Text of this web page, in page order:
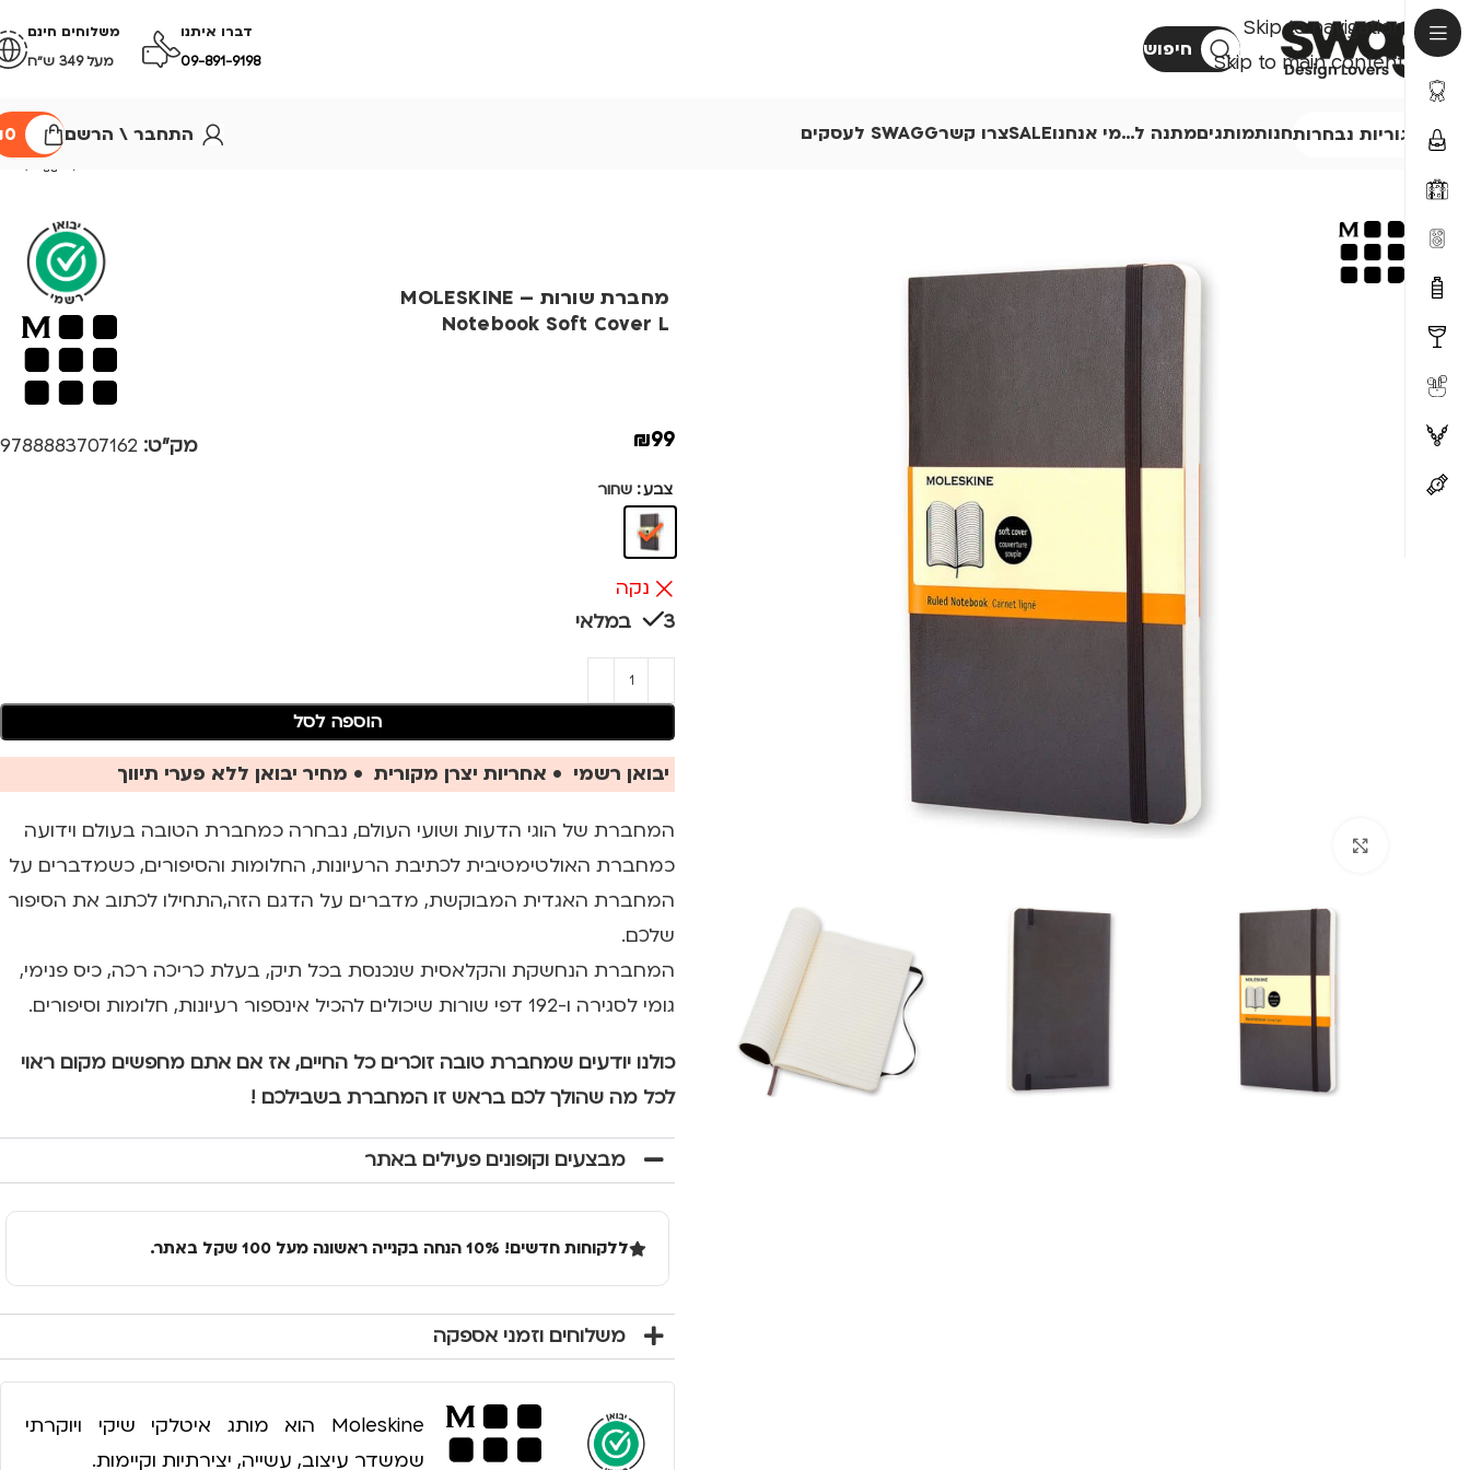
Skip to navigation
Skip to main content
חיפוש
דברו איתנו
09-891-9198
משלוחים חינם
מעל 349 ש״ח
קטגוריות נבחרותחנותמותגיםמתנה ל…מי אנחנוSALEצרו קשרSWAGG לעסקים התחבר \ הרשם 0
מחברת שורות – MOLESKINE
Notebook Soft Cover L
₪99 מק"ט: 9788883707162
צבע שחור
נקה
3 במלאי
הוספה לסל
יבואן רשמי • אחריות יצרן מקורית • מחיר יבואן ללא פערי תיווך
המחברת של הוגי הדעות ושועי העולם, נבחרה כמחברת הטובה בעולם וידועה
כמחברת האולטימטיבית לכתיבת הרעיונות, החלומות והסיפורים, כשמדברים על
המחברת האגדית המבוקשת, מדברים על הדגם הזה,התחילו לכתוב את הסיפור
שלכם.
המחברת הנחשקת והקלאסית שנכנסת בכל תיק, בעלת כריכה רכה, כיס פנימי,
גומי לסגירה ו-192 דפי שורות שיכולים להכיל אינספור רעיונות, חלומות וסיפורים.
כולנו יודעים שמחברת טובה זוכרים כל החיים, אז אם אתם מחפשים מקום ראוי
לכל מה שהולך לכם בראש זו המחברת בשבילכם !
מבצעים וקופונים פעילים באתר
ללקוחות חדשים! 10% הנחה בקנייה ראשונה מעל 100 שקל באתר.
משלוחים וזמני אספקה
Moleskine הוא מותג איטלקי שיקי ויוקרתי
שמשדר עיצוב, עשייה, יצירתיות וקיימות.